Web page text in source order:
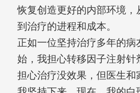
恢复创造更好的内部环境，
到治疗的进程和成本。
正如一位坚持治疗多年的病
始，我担心转移因子注射针
担心治疗没效果，但医生和